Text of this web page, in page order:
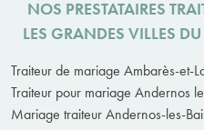
NOS PRESTATAIRES
LES GRANDES VILLES
Traiteur de mariage Ambarès-et-
Traiteur pour mariage Andernos
Mariage traiteur Andernos-les-